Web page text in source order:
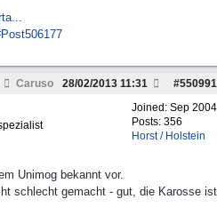
Caruso #550991
28/02/2013 11:31
Joined: Sep 2004
Posts: 356
Horst / Holstein
Unimog bekannt vor.
schlecht gemacht - gut, die Karosse ist